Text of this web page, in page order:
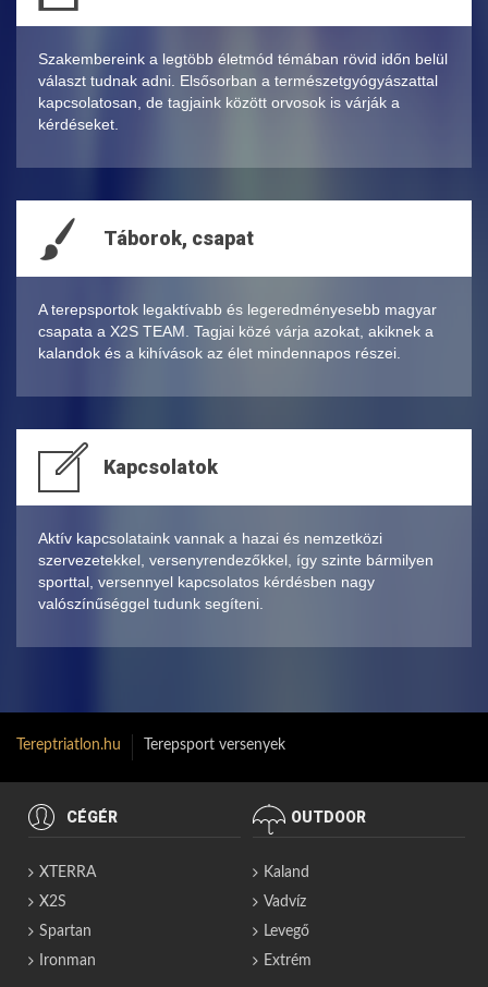
Szakembereink a legtöbb életmód témában rövid időn belül
választ tudnak adni. Elsősorban a természetgyógyászattal
kapcsolatosan, de tagjaink között orvosok is várják a
kérdéseket.
Táborok, csapat
A terepsportok legaktívabb és legeredményesebb magyar
csapata a X2S TEAM. Tagjai közé várja azokat, akiknek a
kalandok és a kihívások az élet mindennapos részei.
Kapcsolatok
Aktív kapcsolataink vannak a hazai és nemzetközi
szervezetekkel, versenyrendezőkkel, így szinte bármilyen
sporttal, versennyel kapcsolatos kérdésben nagy
valószínűséggel tudunk segíteni.
Tereptriatlon.hu Terepsport versenyek
CÉGÉR
XTERRA
X2S
Spartan
Ironman
OUTDOOR
Kaland
Vadvíz
Levegő
Extrém